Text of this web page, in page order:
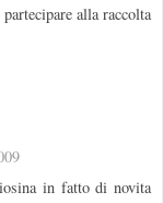
alla raccolta
in fatto di novita